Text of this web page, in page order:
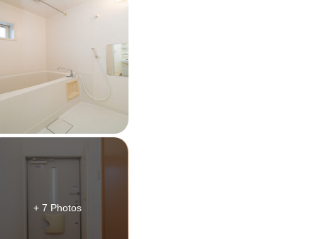
+ 7 Photos